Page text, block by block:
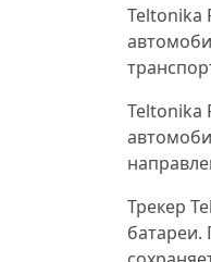
Teltonika
Teltonika
Трекер
батареи.